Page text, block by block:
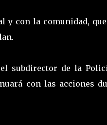
con la comunidad,
subdirector de la
con las acciones